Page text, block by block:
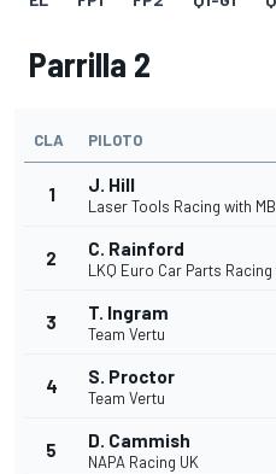
Parrilla 2
CLA PILOTO
1 J. Hill
Laser Tools Racing with
2 C. Rainford
LKQ Euro Car Parts Racing
3 T. Ingram
Team Vertu
4 S. Proctor
Team Vertu
5 D. Cammish
NAPA Racing UK